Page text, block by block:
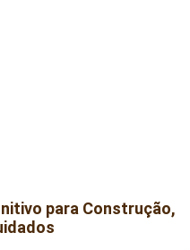
para Construção,